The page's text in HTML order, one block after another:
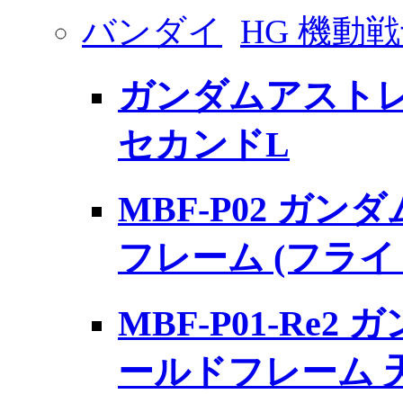
バンダイ HG 機動
ガンダムアスト
セカンドL
MBF-P02 ガン
フレーム (フラ
MBF-P01-Re2
ールドフレーム